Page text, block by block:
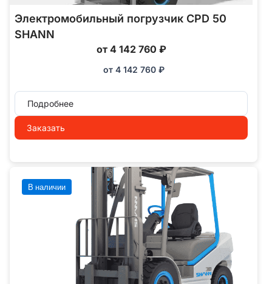
Электромобильный погрузчик CPD 50
SHANN
от 4 142 760 ₽
от 4 142 760 ₽
Подробнее
Заказать
В наличии